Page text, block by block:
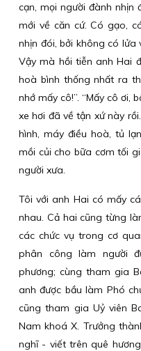
cạn, mọi người đành nhịn
mới về căn cứ. Có gạo,
nhịn đói, bởi không có
Vậy mà hồi tiễn anh Hai
hoà bình thống nhất ra
nhớ mấy cô!”. “Mấy cô ơi,
xe hơi đã về tận xứ này
hình, máy điều hoà, tủ
mồi củi cho bữa cơm tối
người xưa.
Tôi với anh Hai có mấy
nhau. Cả hai cũng từng
các chức vụ trong cơ
phân công làm người
phương; cùng tham gia
anh được bầu làm Phó
cũng tham gia Uỷ viên
Nam khoá X. Trưởng
nghĩ - viết trên quê